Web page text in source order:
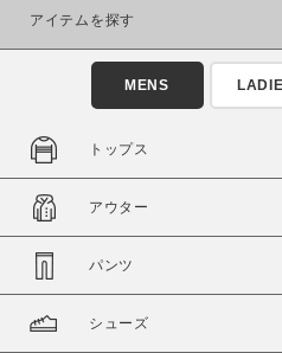
商品タイプ
通常商品
セール価格
在庫
在庫あり
アイテムを探す
MENS
トップス
アウター
パンツ
シューズ